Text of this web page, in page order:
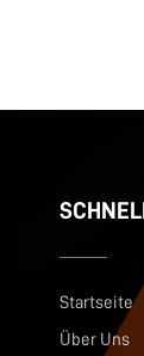
Startseite
Über Uns